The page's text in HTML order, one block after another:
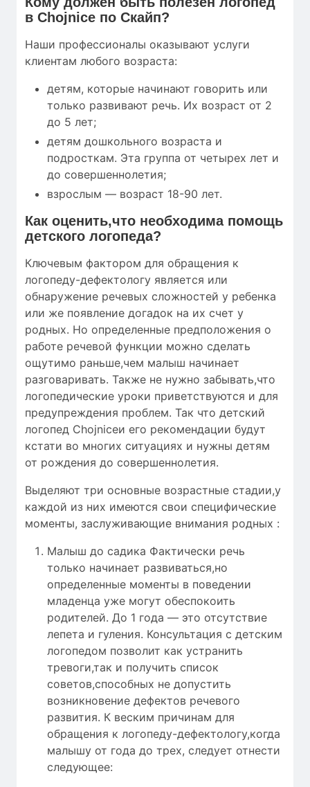
в Chojnice по Скайп?
Наши профессионалы оказывают услуги
клиентам любого возраста:
детям, которые начинают говорить или
только развивают речь. Их возраст от 2
до 5 лет;
детям дошкольного возраста и
подросткам. Эта группа от четырех лет и
до совершеннолетия;
взрослым — возраст 18-90 лет.
Как оценить,что необходима помощь
детского логопеда?
Ключевым фактором для обращения к
логопеду-дефектологу является или
обнаружение речевых сложностей у ребенка
или же появление догадок на их счет у
родных. Но определенные предположения о
работе речевой функции можно сделать
ощутимо раньше,чем малыш начинает
разговаривать. Также не нужно забывать,что
логопедические уроки приветствуются и для
предупреждения проблем. Так что детский
логопед Chojniceи его рекомендации будут
кстати во многих ситуациях и нужны детям
от рождения до совершеннолетия.
Выделяют три основные возрастные стадии,у
каждой из них имеются свои специфические
моменты, заслуживающие внимания родных :
Малыш до садика Фактически речь
только начинает развиваться,но
определенные моменты в поведении
младенца уже могут обеспокоить
родителей. До 1 года — это отсутствие
лепета и гуления. Консультация с детским
логопедом позволит как устранить
тревоги,так и получить список
советов,способных не допустить
возникновение дефектов речевого
развития. К веским причинам для
обращения к логопеду-дефектологу,когда
малышу от года до трех, следует отнести
следующее: